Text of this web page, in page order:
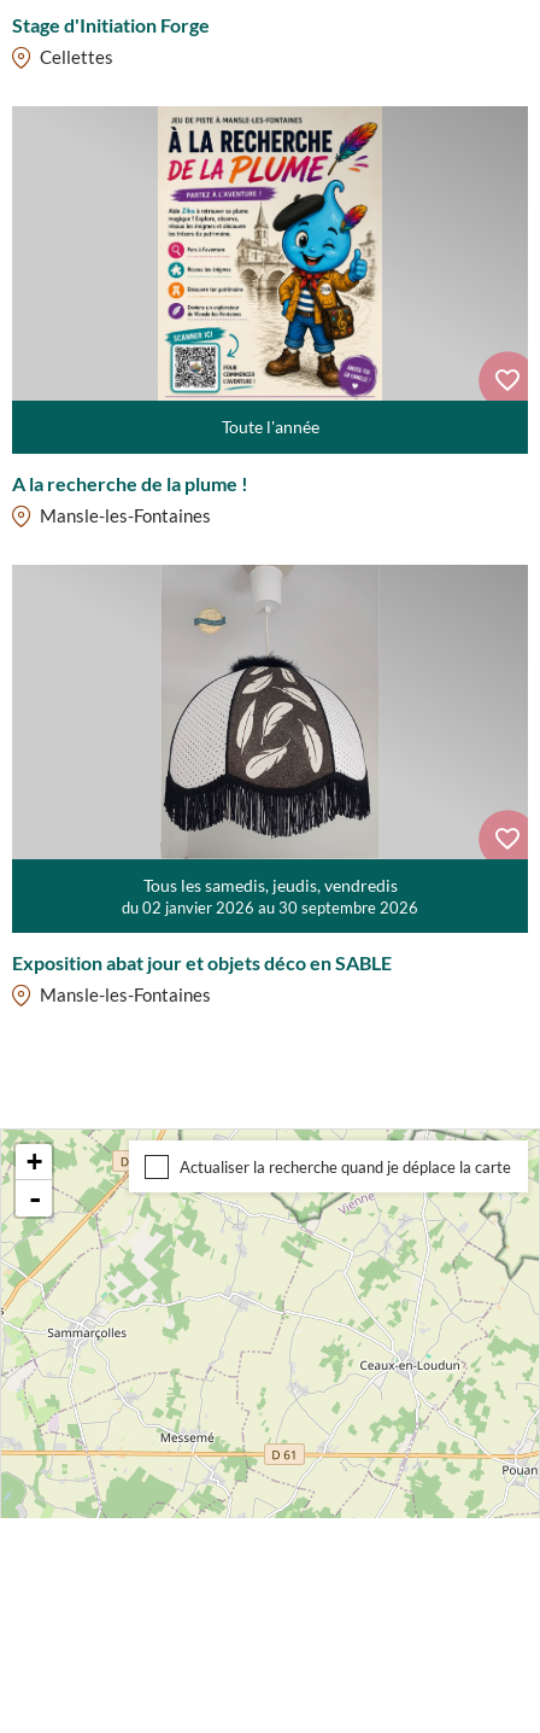
Stage d'Initiation Forge
Cellettes
Toute l'année
A la recherche de la plume !
Mansle-les-Fontaines
Tous les samedis, jeudis, vendredis
du 02 janvier 2026 au 30 septembre 2026
Exposition abat jour et objets déco en SABLE
Mansle-les-Fontaines
+
-
Actualiser la recherche quand je déplace la carte